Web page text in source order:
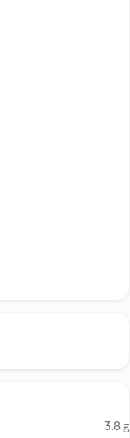
3.8 g